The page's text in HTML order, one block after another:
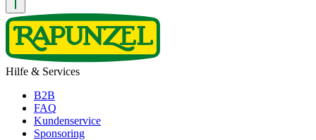
Hilfe & Services
B2B
FAQ
Kundenservice
Sponsoring